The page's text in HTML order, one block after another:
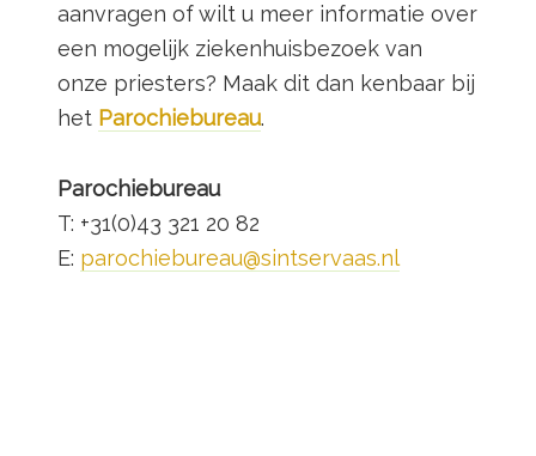
aanvragen of wilt u meer informatie over
een mogelijk ziekenhuisbezoek van
onze priesters? Maak dit dan kenbaar bij
het Parochiebureau.
Parochiebureau
T: +31(0)43 321 20 82
E: parochiebureau@sintservaas.nl